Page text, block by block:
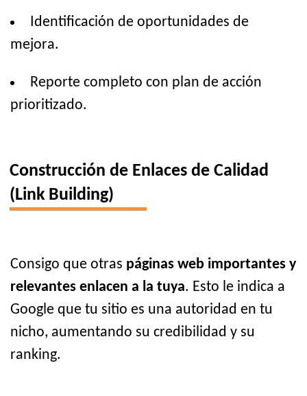
Identificación de oportunidades de
mejora.
Reporte completo con plan de acción
prioritizado.
Construcción de Enlaces de Calidad
(Link Building)
Consigo que otras páginas web importantes y
relevantes enlacen a la tuya. Esto le indica a
Google que tu sitio es una autoridad en tu
nicho, aumentando su credibilidad y su
ranking.